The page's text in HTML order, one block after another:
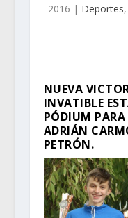
2016 | Deportes,
NUEVA
INVATIBLE
PÓDIUM
ADRIÁN
PETRÓN.